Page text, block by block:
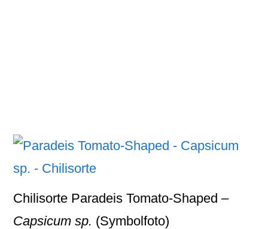
Chilisorte Paradeis Tomato-Shaped –
Capsicum sp. (Symbolfoto)